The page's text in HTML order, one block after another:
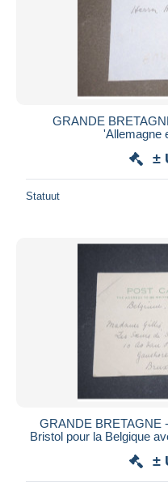
GRANDE
'Allemagne
±
Statuut
GRANDE BRETAGNE
Bristol pour la Belgique
±